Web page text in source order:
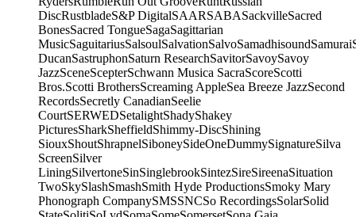
DiscRustbladeS&P DigitalSAARSABASackvilleSacred
BonesSacred TongueSagaSagittarian
MusicSaguitariusSalsoulSalvationSalvoSamadhisoundSamurai
DucanSastruphonSaturn ResearchSavitorSavoySavoy
JazzSceneScepterSchwann Musica SacraScoreScotti
Bros.Scotti BrothersScreaming AppleSea Breeze JazzSecond
RecordsSecretly CanadianSeelie
CourtSERWEDSetalightShadyShakey
PicturesSharkSheffieldShimmy-DiscShining
SiouxShoutShrapnelSiboneySideOneDummySignatureSilva
ScreenSilver
LiningSilvertoneSinSinglebrookSintezSireSireenaSituation
TwoSkySlashSmashSmith Hyde ProductionsSmoky Mary
Phonograph CompanySMSSNCSo RecordingsSolarSolid